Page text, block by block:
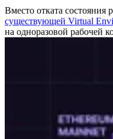
Вместо отката состояния
существующей Virtual
на одноразовой рабочей